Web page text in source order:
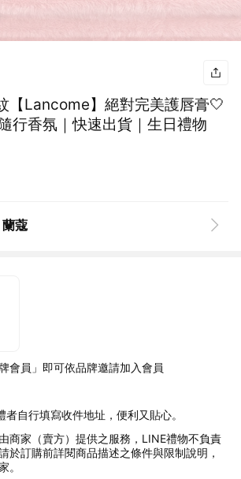
【Lancome】絕對完美護唇膏🤍
行香氛｜快速出貨｜生日禮物
蔻
會員」即可依品牌邀請加入會員
自行填寫收件地址，便利又貼心。
商家（賣方）提供之服務，LINE禮物不負責
於訂購前詳閱商品描述之條件與限制說明，
。